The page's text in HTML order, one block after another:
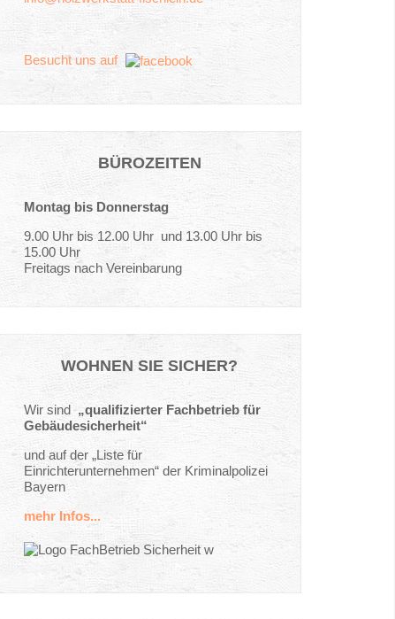
Besucht uns auf
BÜROZEITEN
Montag bis Donnerstag
9.00 Uhr bis 12.00 Uhr und 13.00 Uhr bis
15.00 Uhr
Freitags nach Vereinbarung
WOHNEN SIE SICHER?
Wir sind„qualifizierter Fachbetrieb für
Gebäudesicherheit“
und auf der „Liste für
Einrichterunternehmen“ der Kriminalpolizei
Bayern
mehr Infos...